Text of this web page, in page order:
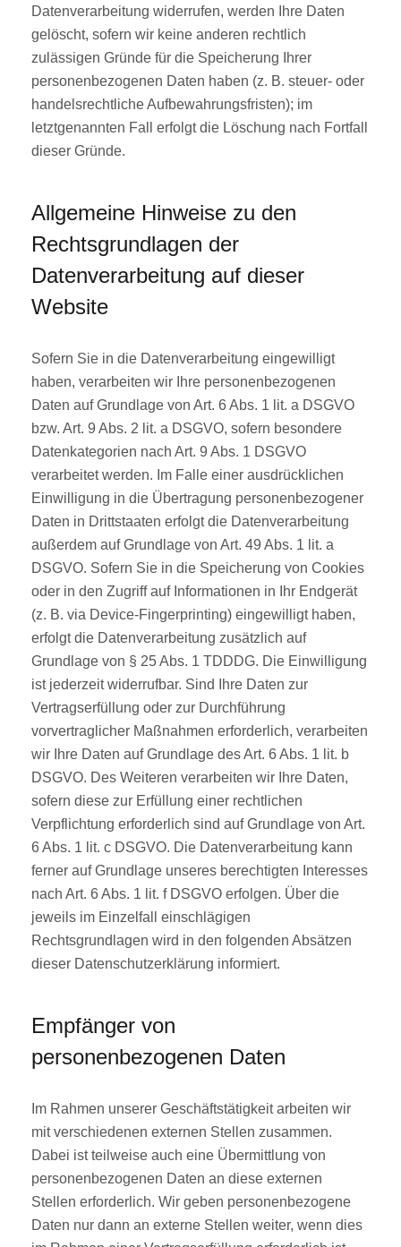
Datenverarbeitung widerrufen, werden Ihre Daten
gelöscht, sofern wir keine anderen rechtlich
zulässigen Gründe für die Speicherung Ihrer
personenbezogenen Daten haben (z. B. steuer- oder
handelsrechtliche Aufbewahrungsfristen); im
letztgenannten Fall erfolgt die Löschung nach Fortfall
dieser Gründe.
Allgemeine Hinweise zu den
Rechtsgrundlagen der
Datenverarbeitung auf dieser
Website
Sofern Sie in die Datenverarbeitung eingewilligt
haben, verarbeiten wir Ihre personenbezogenen
Daten auf Grundlage von Art. 6 Abs. 1 lit. a DSGVO
bzw. Art. 9 Abs. 2 lit. a DSGVO, sofern besondere
Datenkategorien nach Art. 9 Abs. 1 DSGVO
verarbeitet werden. Im Falle einer ausdrücklichen
Einwilligung in die Übertragung personenbezogener
Daten in Drittstaaten erfolgt die Datenverarbeitung
außerdem auf Grundlage von Art. 49 Abs. 1 lit. a
DSGVO. Sofern Sie in die Speicherung von Cookies
oder in den Zugriff auf Informationen in Ihr Endgerät
(z. B. via Device-Fingerprinting) eingewilligt haben,
erfolgt die Datenverarbeitung zusätzlich auf
Grundlage von § 25 Abs. 1 TDDDG. Die Einwilligung
ist jederzeit widerrufbar. Sind Ihre Daten zur
Vertragserfüllung oder zur Durchführung
vorvertraglicher Maßnahmen erforderlich, verarbeiten
wir Ihre Daten auf Grundlage des Art. 6 Abs. 1 lit. b
DSGVO. Des Weiteren verarbeiten wir Ihre Daten,
sofern diese zur Erfüllung einer rechtlichen
Verpflichtung erforderlich sind auf Grundlage von Art.
6 Abs. 1 lit. c DSGVO. Die Datenverarbeitung kann
ferner auf Grundlage unseres berechtigten Interesses
nach Art. 6 Abs. 1 lit. f DSGVO erfolgen. Über die
jeweils im Einzelfall einschlägigen
Rechtsgrundlagen wird in den folgenden Absätzen
dieser Datenschutzerklärung informiert.
Empfänger von
personenbezogenen Daten
Im Rahmen unserer Geschäftstätigkeit arbeiten wir
mit verschiedenen externen Stellen zusammen.
Dabei ist teilweise auch eine Übermittlung von
personenbezogenen Daten an diese externen
Stellen erforderlich. Wir geben personenbezogene
Daten nur dann an externe Stellen weiter, wenn dies